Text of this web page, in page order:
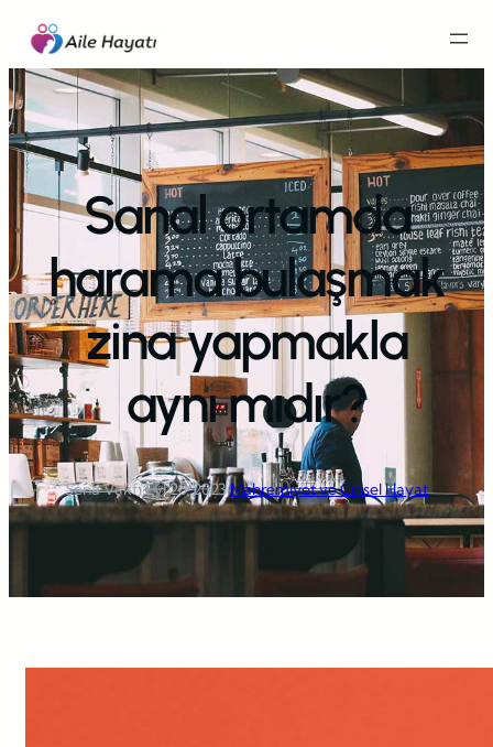
İçeriğe
geç
Sanal ortamda
harama bulaşmak
zina yapmakla
aynı mıdır?
Sena Vakfı·Eyl 20, 2023·Mahremiyet ve Cinsel Hayat